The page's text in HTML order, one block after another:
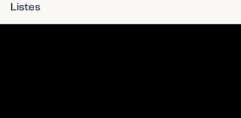
Listes